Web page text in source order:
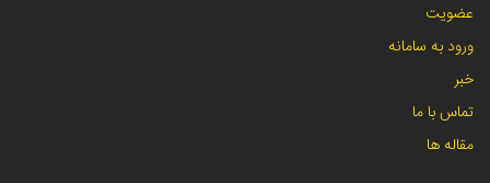
عضویت
ورود به سامانه
خبر
تماس با ما
مقاله ها